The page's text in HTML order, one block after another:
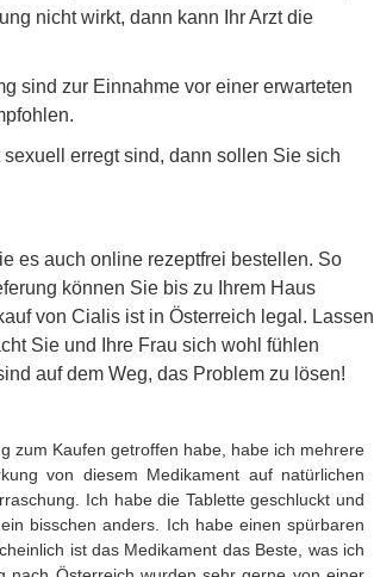
nicht wirkt, dann kann Ihr Arzt die
sind zur Einnahme vor einer erwarteten
erregt sind, dann sollen Sie sich
es auch online rezeptfrei bestellen. So
können Sie bis zu Ihrem Haus
von Cialis ist in Österreich legal. Lassen
Sie und Ihre Frau sich wohl fühlen
auf dem Weg, das Problem zu lösen!
zum Kaufen getroffen habe, habe ich mehrere
von diesem Medikament auf natürlichen
Ich habe die Tablette geschluckt und
bisschen anders. Ich habe einen spürbaren
ist das Medikament das Beste, was ich